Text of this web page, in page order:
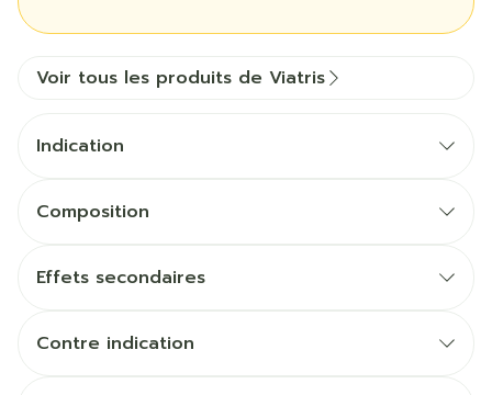
Voir tous les produits de Viatris
Indication
Composition
Effets secondaires
Contre indication